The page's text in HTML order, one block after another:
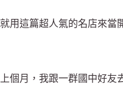
就用這篇超人氣的名店來當
上個月，我跟一群國中好友